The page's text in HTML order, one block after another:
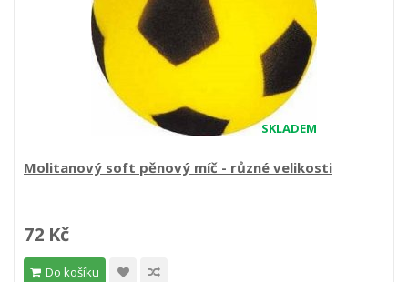
SKLADEM
Molitanový soft pěnový míč - různé velikosti
72 Kč
Do košíku